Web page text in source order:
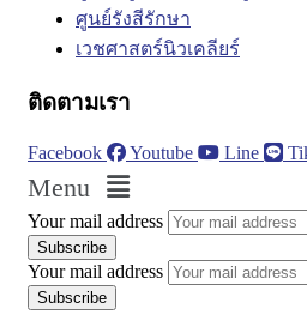
ศูนย์รังสีรักษา
เวชศาสตร์นิวเคลียร์
ติดตามเรา
Facebook Youtube Line
Menu
Your mail address
Your mail address